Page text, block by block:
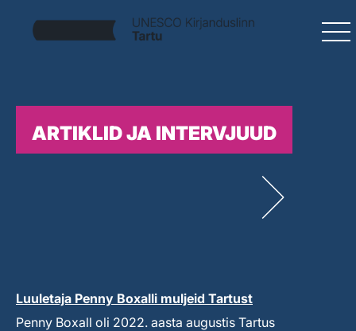
ARTIKLID JA INTERVJUUD
Luuletaja Penny Boxalli muljeid Tartust
Penny Boxall oli 2022. aasta augustis Tartus